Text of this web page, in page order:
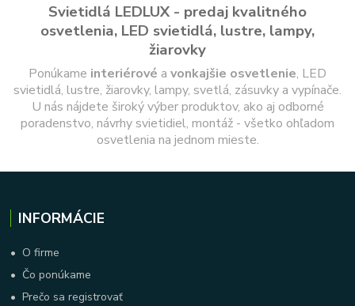
Svietidlá LEDLUX - predaj kvalitného
osvetlenia, LED svietidlá, lustre, lampy,
žiarovky
Ponúkame interiérové a vonkajšie osvetlenie, LED
svietidlá, lustre, žiarovky, lampy, svetlá, zásuvky a vypínače.
U nás nájdete široký výber produktov, ako aj odborné
poradenstvo, návrhy svietidiel, montáž - všetko ohľadom
osvetlenia na jednom mieste.
INFORMÁCIE
• O firme
• Čo ponúkame
•Prečo sa registrovať